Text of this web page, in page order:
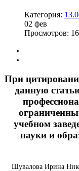
Категория:
02 фев
Просмотров:
При
данную
учебном
науки и
Шувалова Ирина